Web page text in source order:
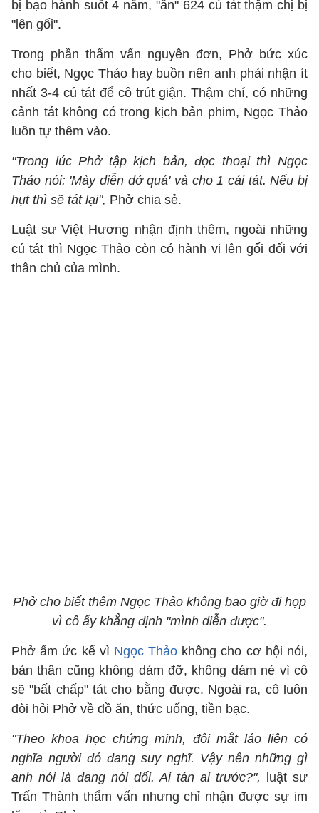
bị bạo hành suốt 4 năm, "ăn" 624 cú tát thậm chị bị
"lên gối".
Trong phần thẩm vấn nguyên đơn, Phở bức xúc
cho biết, Ngọc Thảo hay buồn nên anh phải nhận ít
nhất 3-4 cú tát để cô trút giận. Thậm chí, có những
cảnh tát không có trong kịch bản phim, Ngọc Thảo
luôn tự thêm vào.
"Trong lúc Phở tập kịch bản, đọc thoại thì Ngọc
Thảo nói: 'Mày diễn dở quá' và cho 1 cái tát. Nếu bị
hụt thì sẽ tát lại", Phở chia sẻ.
Luật sư Việt Hương nhận định thêm, ngoài những
cú tát thì Ngọc Thảo còn có hành vi lên gối đối với
thân chủ của mình.
Phở cho biết thêm Ngọc Thảo không bao giờ đi họp
vì cô ấy khẳng định "mình diễn được".
Phở ấm ức kể vì Ngọc Thảo không cho cơ hội nói,
bản thân cũng không dám đỡ, không dám né vì cô
sẽ "bất chấp" tát cho bằng được. Ngoài ra, cô luôn
đòi hỏi Phở về đồ ăn, thức uống, tiền bạc.
"Theo khoa học chứng minh, đôi mắt láo liên có
nghĩa người đó đang suy nghĩ. Vậy nên những gì
anh nói là đang nói dối. Ai tán ai trước?",
luật sư
Trấn Thành thẩm vấn nhưng chỉ nhận được sự im